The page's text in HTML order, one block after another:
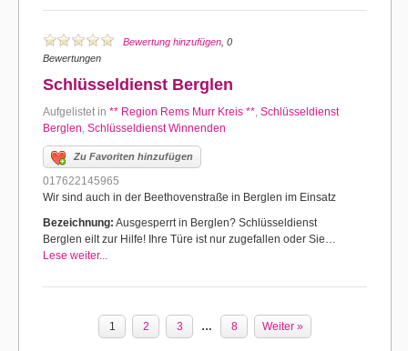
Bewertung hinzufügen , 0
Bewertungen
Schlüsseldienst Berglen
Aufgelistet in ** Region Rems Murr Kreis **, Schlüsseldienst
Berglen, Schlüsseldienst Winnenden
Zu Favoriten hinzufügen
017622145965
Wir sind auch in der Beethovenstraße in Berglen im Einsatz
Bezeichnung: Ausgesperrt in Berglen? Schlüsseldienst
Berglen eilt zur Hilfe! Ihre Türe ist nur zugefallen oder Sie…
Lese weiter...
1 2 3 … 8 Weiter »